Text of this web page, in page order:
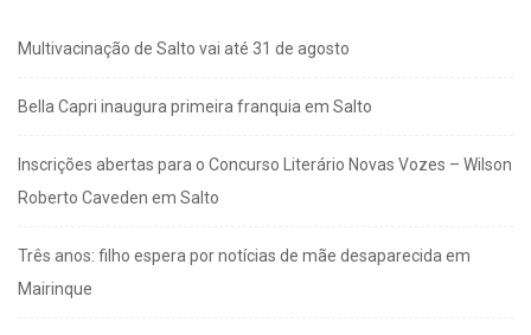
Multivacinação de Salto vai até 31 de agosto
Bella Capri inaugura primeira franquia em Salto
Inscrições abertas para o Concurso Literário Novas Vozes – Wilson
Roberto Caveden em Salto
Três anos: filho espera por notícias de mãe desaparecida em
Mairinque